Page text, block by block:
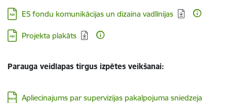
Lejupielādēt:
ES fondu komunikācijas un dizaina vadlīnijas
Lejupielādēt:
Projekta plakāts
Parauga veidlapas tirgus izpētes veikšanai:
Lejupielādēt:
Apliecinajums par supervizijas pakalpojuma sniedzeja